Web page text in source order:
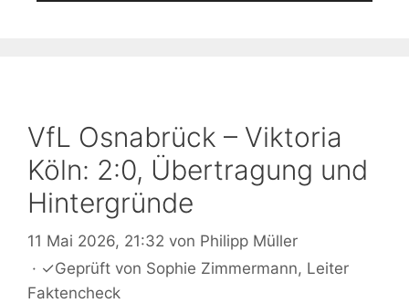
VfL Osnabrück – Viktoria
Köln: 2:0, Übertragung und
Hintergründe
11 Mai 2026, 21:32 von Philipp Müller
· ✓Geprüft von Sophie Zimmermann, Leiter
Faktencheck